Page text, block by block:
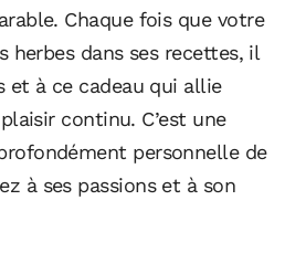
Chaque fois que votre
herbes dans ses recettes, il
et à ce cadeau qui allie
continu. C’est une
personnelle de
à ses passions et à son